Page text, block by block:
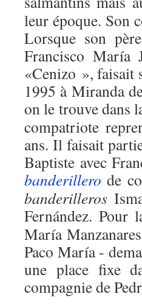
leur époque. Son
Lorsque son
Francisco María
«Cenizo », faisait
1995 à Miranda
on le trouve dans
compatriote
ans. Il faisait
Baptiste avec
banderillero de
banderilleros
Fernández. Pour
María
Paco María -
une place fixe
compagnie de